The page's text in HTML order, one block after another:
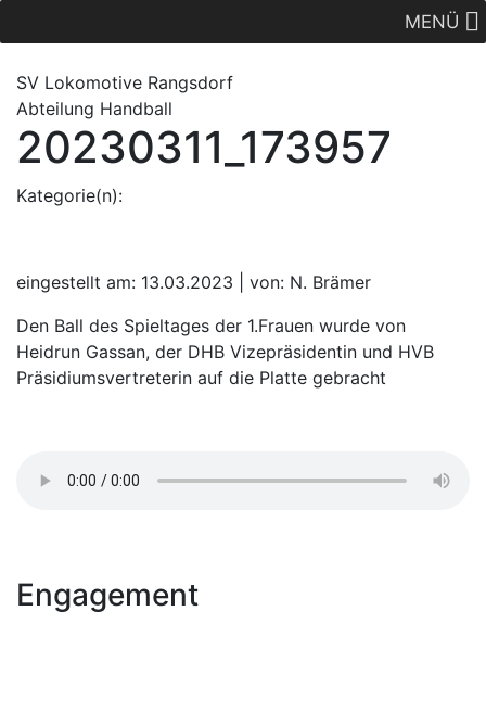
MENÜ
SV Lokomotive Rangsdorf
Abteilung Handball
20230311_173957
Kategorie(n):
eingestellt am: 13.03.2023 | von: N. Brämer
Den Ball des Spieltages der 1.Frauen wurde von
Heidrun Gassan, der DHB Vizepräsidentin und HVB
Präsidiumsvertreterin auf die Platte gebracht
Engagement